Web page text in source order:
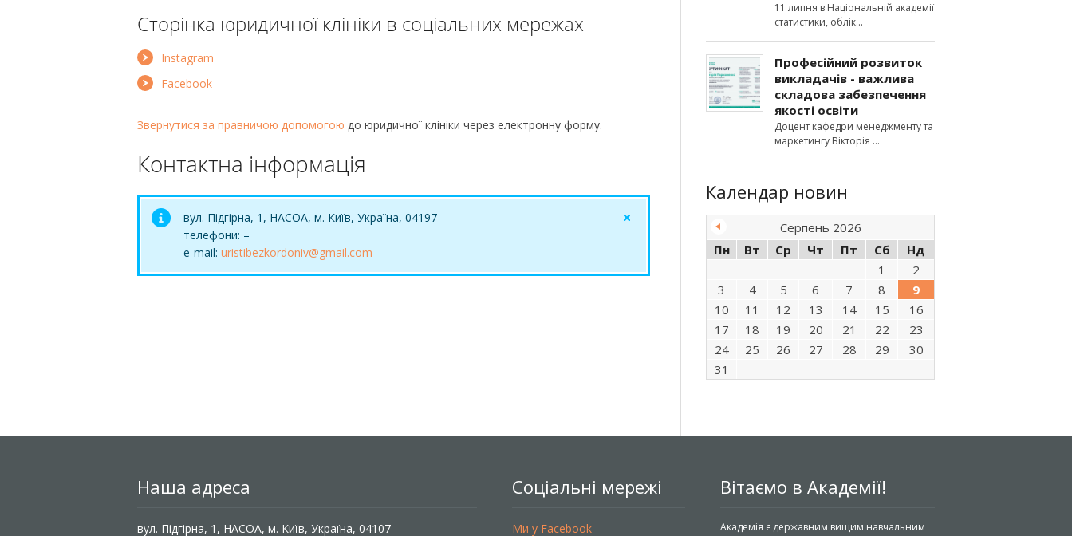
Сторінка юридичної клініки в соціальних мережах
Instagram
Facebook
Звернутися за правничою допомогою до юридичної клініки через електронну форму.
Контактна інформація
вул. Підгірна, 1, НАСОА, м. Київ, Україна, 04197
телефони: –
e-mail: uristibezkordoniv@gmail.com
11 липня в Національній академії
статистики, облік
Професійний розвиток
викладачів - важлива
складова забезпечення
якості освіти
Доцент кафедри менеджменту та
маркетингу Вікторія
Календар новин
Серпень 2026
Пн
Вт Ср Чт Пт Сб
Нд
1
2
3
4 5 6 7 8
9
10
11 12 13 14 15
16
17
18 19 20 21 22
23
24
25 26 27 28 29
30
31
Наша адреса
вул. Підгірна, 1, НАСОА, м. Київ, Україна, 04107
Соціальні мережі
Ми у Facebook
Вітаємо в Академії!
Академія є державним вищим навчальним